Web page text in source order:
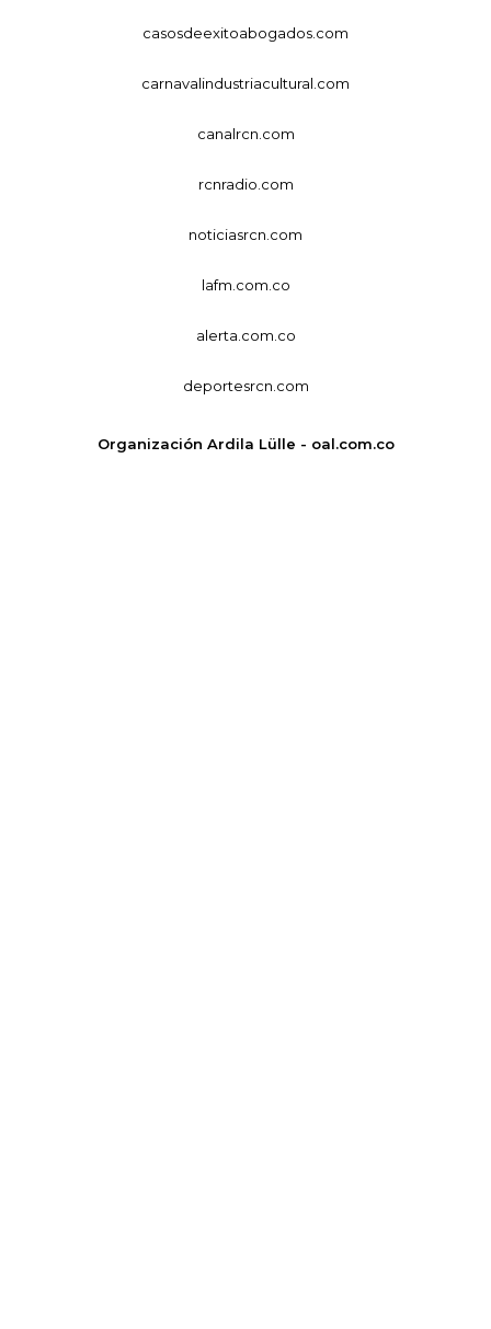
casosdeexitoabogados.com
carnavalindustriacultural.com
canalrcn.com
rcnradio.com
noticiasrcn.com
lafm.com.co
alerta.com.co
deportesrcn.com
Organización Ardila Lülle - oal.com.co